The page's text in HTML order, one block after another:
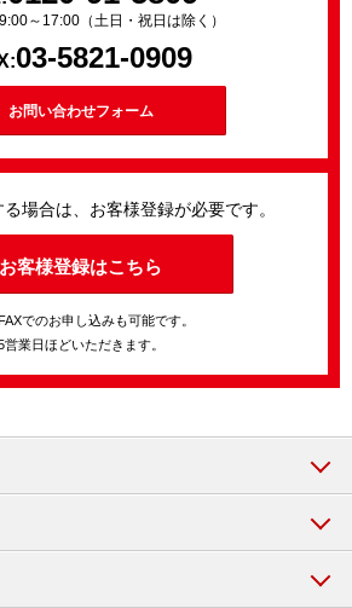
～17:00（土日・祝日は除く）
03-5821-0909
お問い合わせフォーム
場合は、お客様登録が必要です。
お客様登録はこちら
でのお申し込みも可能です。
営業日ほどいただきます。